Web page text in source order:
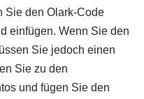
Sie den Olark-Code
einfügen. Wenn Sie den
Sie jedoch einen
Sie zu den
und fügen Sie den